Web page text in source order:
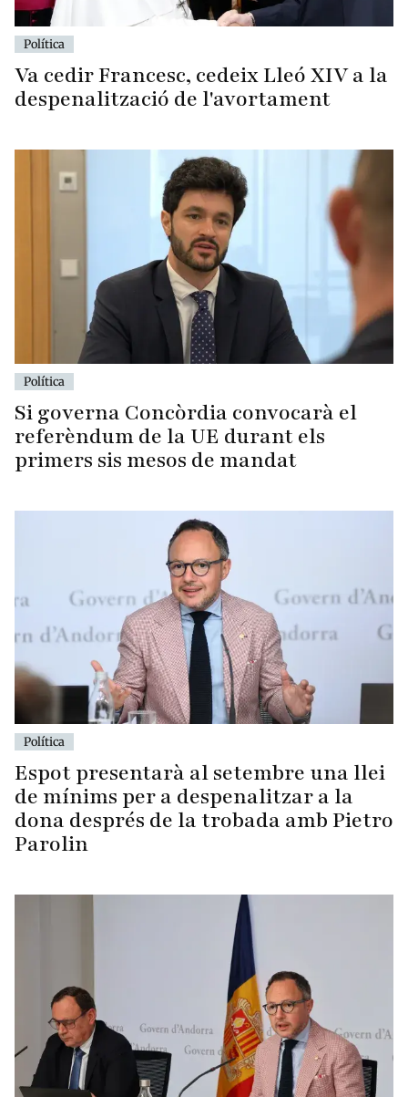
Política
Va cedir Francesc, cedeix Lleó XIV a la
despenalització de l'avortament
Política
Si governa Concòrdia convocarà el
referèndum de la UE durant els
primers sis mesos de mandat
Política
Espot presentarà al setembre una llei
de mínims per a despenalitzar a la
dona després de la trobada amb Pietro
Parolin